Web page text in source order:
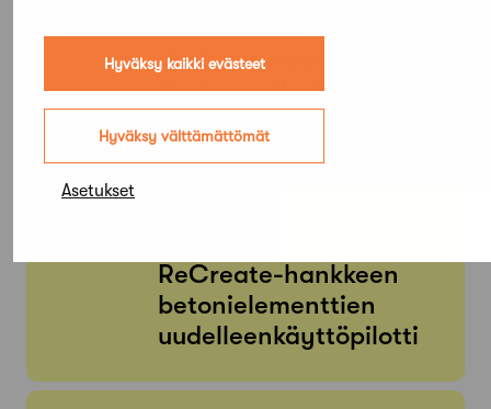
Hyväksy kaikki evästeet
Hyväksy välttämättömät
Asetukset
designmuseo: Aalto
Design – Hyvinvoinnin
muodot
KE
ReCreate-hankkeen
betonielementtien
uudelleenkäyttöpilotti